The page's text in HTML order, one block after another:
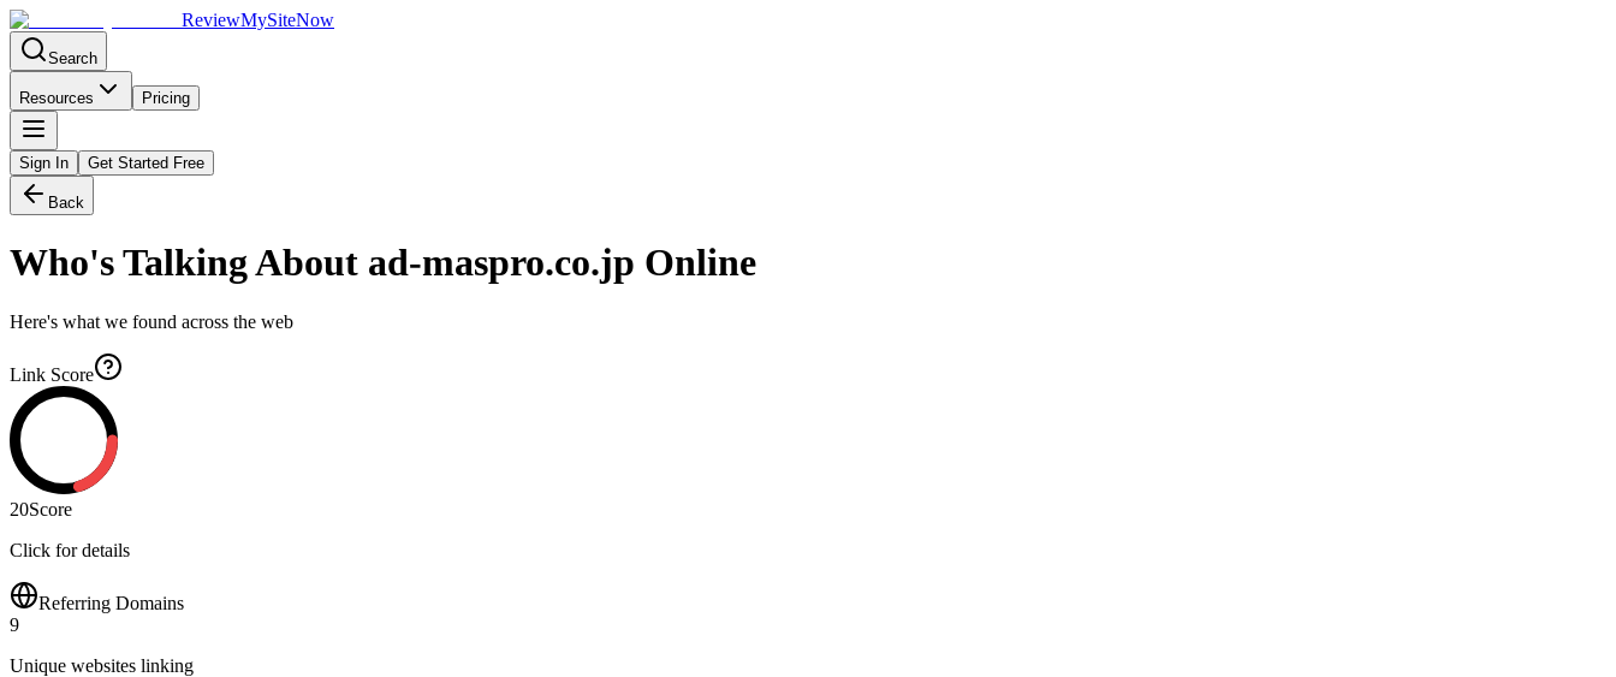
ReviewMySiteNow
Search
Resources Pricing
Sign In Get Started Free
Back
Who's Talking About ad-maspro.co.jp Online
Here's what we found across the web
Link Score
20Score
Click for details
Referring Domains
9
Unique websites linking